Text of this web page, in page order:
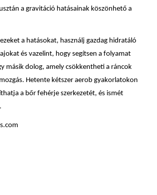
a gravitáció hatásainak köszönhető a
a hatásokat, használj gazdag hidratáló
és vazelint, hogy segítsen a folyamat
másik dolog, amely csökkentheti a ráncok
Hetente kétszer aerob gyakorlatokon
a bőr fehérje szerkezetét, és ismét